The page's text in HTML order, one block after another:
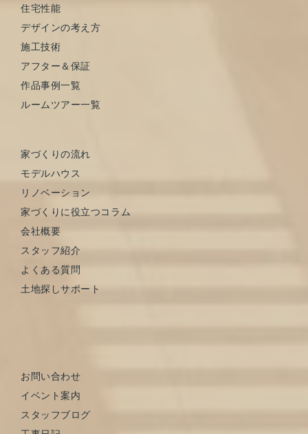
住宅性能
デザインの考え方
施工技術
アフター＆保証
作品事例一覧
ルームツアー一覧
家づくりの流れ
モデルハウス
リノベーション
家づくりに役立つコラム
会社概要
スタッフ紹介
よくある質問
土地探しサポート
お問い合わせ
イベント案内
スタッフブログ